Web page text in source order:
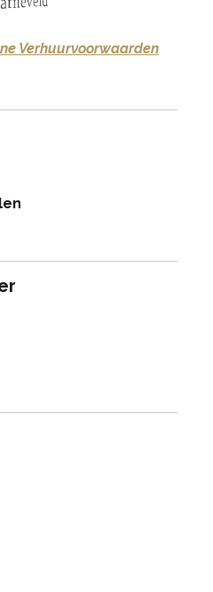
Verhuurvoorwaarden